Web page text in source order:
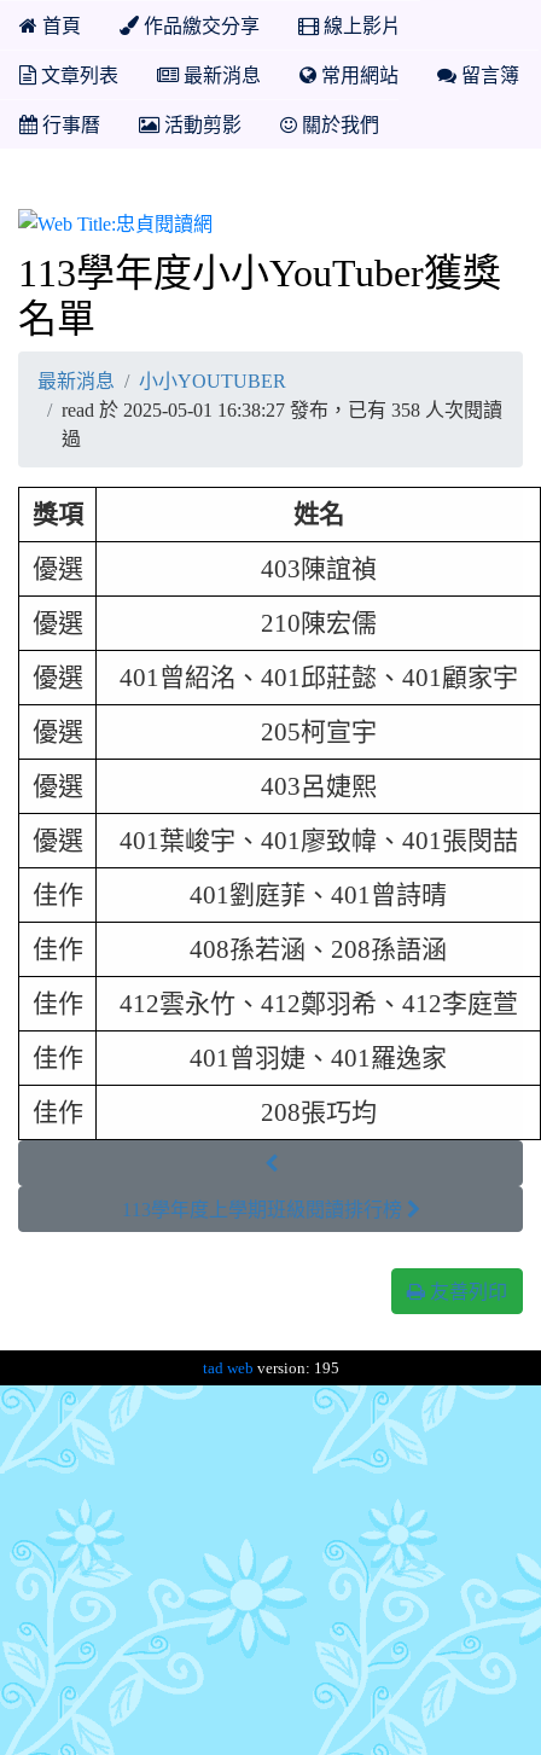
首頁 作品繳交分享 線上影片
文章列表 最新消息 常用網站 留言簿
行事曆 活動剪影 關於我們
113學年度小小YouTuber獲獎
名單
最新消息
小小YOUTUBER
read 於 2025-05-01 16:38:27 發布，已有 358 人次閱讀
過
獎項 姓名
優選 403陳誼禎
優選 210陳宏儒
優選 401曾紹洺、401邱莊懿、401顧家宇
優選 205柯宣宇
優選 403呂婕熙
優選 401葉峻宇、401廖致幃、401張閔喆
佳作 401劉庭菲、401曾詩晴
佳作 408孫若涵、208孫語涵
佳作 412雲永竹、412鄭羽希、412李庭萱
佳作 401曾羽婕、401羅逸家
佳作 208張巧均

113學年度上學期班級閱讀排行榜 
友善列印
tad web version: 195